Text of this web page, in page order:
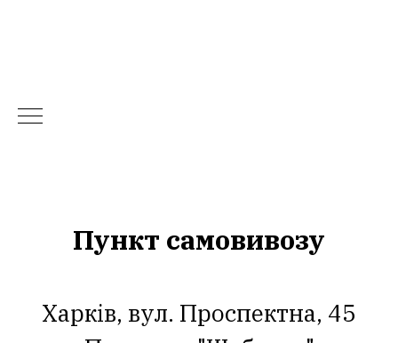
Пункт самовивозу
Харків, вул. Проспектна, 45